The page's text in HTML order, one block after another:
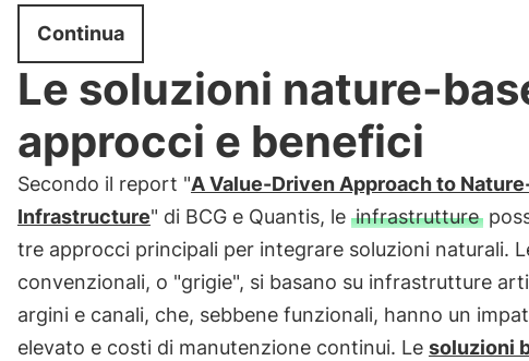
Continua
Le soluzioni nature-
approcci e benefici
Secondo il report "A Value-Driven Approach to
Infrastructure" di BCG e Quantis, le infrastrutture
tre approcci principali per integrare soluzioni naturali.
convenzionali, o "grigie", si basano su infrastrutture
argini e canali, che, sebbene funzionali, hanno un
elevato e costi di manutenzione continui. Le soluzioni